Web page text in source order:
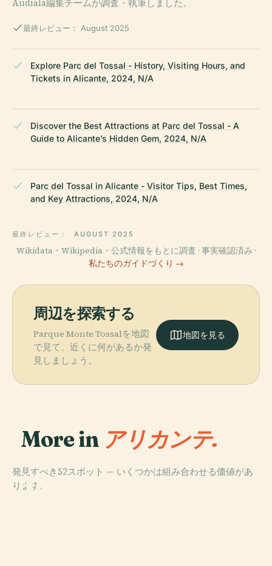
Audiala編集チームが調査・執筆しました。
最終レビュー： August 2025
Explore Parc del Tossal - History, Visiting Hours, and
Tickets in Alicante, 2024, N/A
Discover the Best Attractions at Parc del Tossal - A
Guide to Alicante’s Hidden Gem, 2024, N/A
Parc del Tossal in Alicante - Visitor Tips, Best Times,
and Key Attractions, 2024, N/A
最終レビュー： AUGUST 2025
Wikidata・Wikipedia・公式情報をもとに調査 · 事実確認済み ·
私たちのガイドづくり →
周辺を探索する
Parque Monte Tossalを地図
で見て、近くに何があるか発
見しましょう。
地図を見る
More in アリカンテ.
発見すべき52スポット — いくつかは組み合わせる価値があ
ります。
PLACE
アリカンテ中央
PLACE
PLACE
サン・ニコラ